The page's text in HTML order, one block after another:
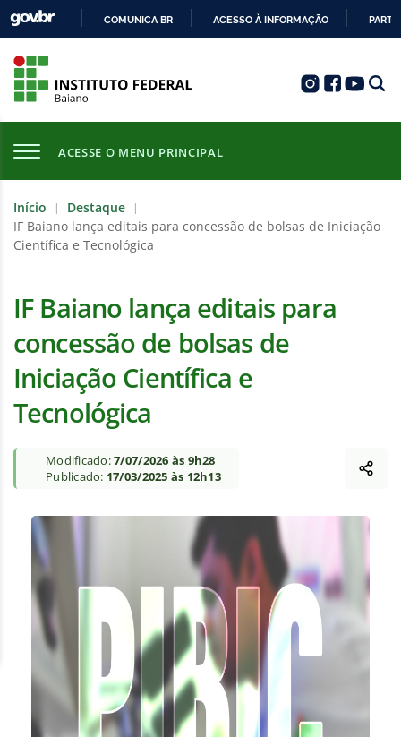
COMUNICA BR ACESSO À INFORMAÇÃO
ACESSE O MENU PRINCIPAL
Início | Destaque |
IF Baiano lança editais para concessão de bolsas de Iniciação
Científica e Tecnológica
IF Baiano lança editais para
concessão de bolsas de
Iniciação Científica e
Tecnológica
Modificado:7/07/2026 às 9h28
Publicado: 17/03/2025 às 12h13